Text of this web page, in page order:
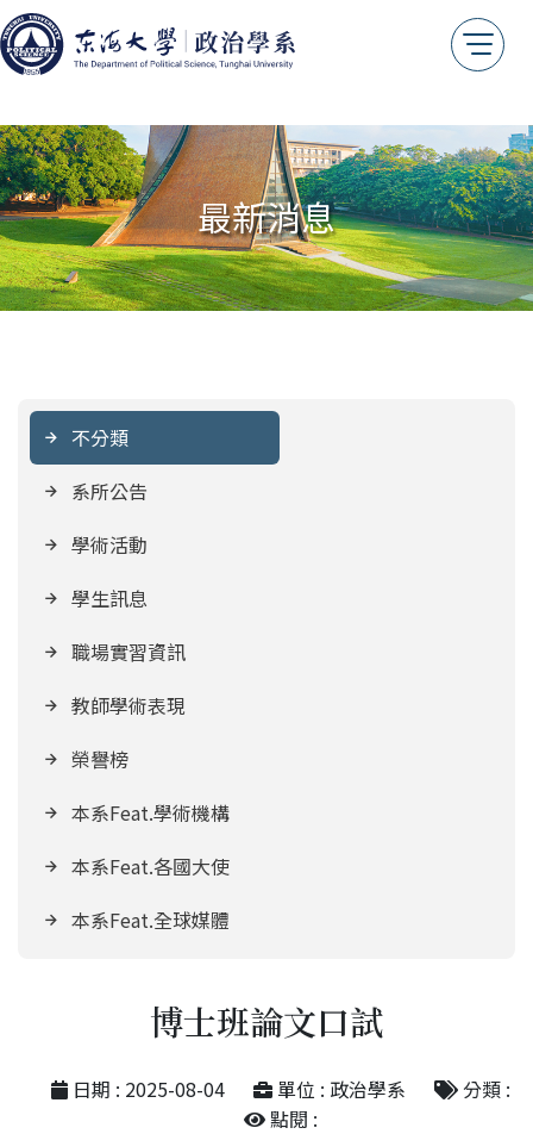
我想捐款
年報專區
測試用
最新消息
不分類
系所公告
學術活動
學生訊息
職場實習資訊
教師學術表現
榮譽榜
本系Feat.學術機構
本系Feat.各國大使
本系Feat.全球媒體
博士班論文口試
日期 : 2025-08-04 單位 : 政治學系
分類 :
點閱 :